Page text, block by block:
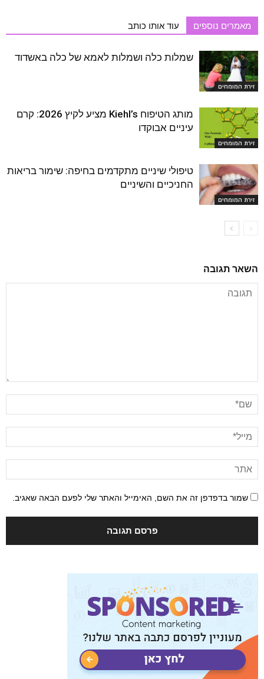
מאמרים נוספים עוד אותו כותב
זירת המומחים
שמלות כלה ושמלות לאמא של כלה באשדוד
זירת המומחים
מותג הטיפוח Kiehl’s מציע לקיץ 2026: קרם
עיניים אבוקדו
זירת המומחים
טיפולי שיניים מתקדמים בחיפה: שימור בריאות
החניכיים והשיניים
השאר תגובה
שמור בדפדפן זה את השם, האימייל והאתר שלי לפעם הבאה שאגיב.